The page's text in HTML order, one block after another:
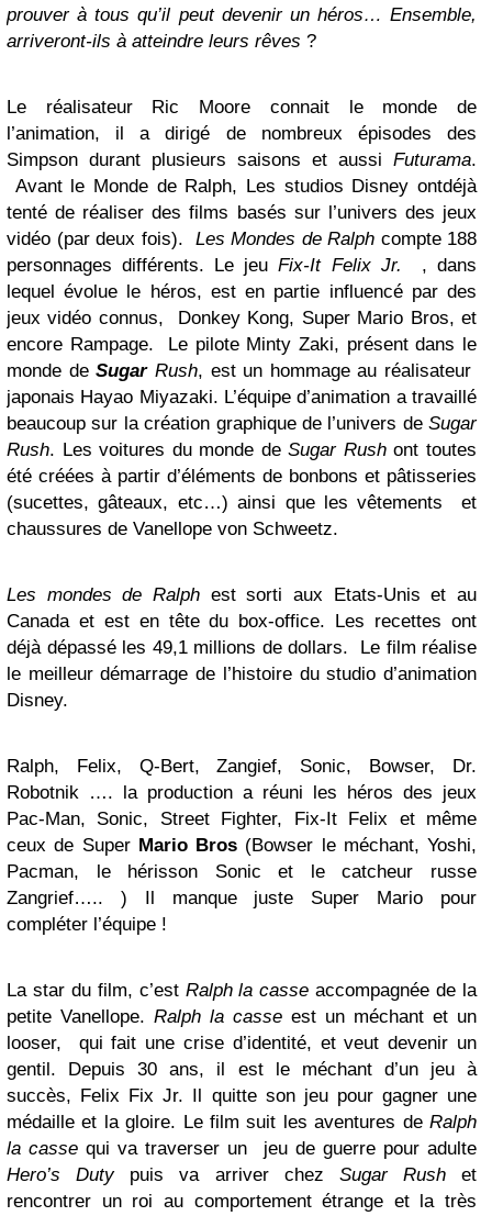
prouver à tous qu’il peut devenir un héros… Ensemble,
arriveront-ils à atteindre leurs rêves ?
Le réalisateur Ric Moore connait le monde de
l’animation, il a dirigé de nombreux épisodes des
Simpson durant plusieurs saisons et aussi Futurama.
Avant le Monde de Ralph, Les studios Disney ontdéjà
tenté de réaliser des films basés sur l’univers des jeux
vidéo (par deux fois). Les Mondes de Ralph compte 188
personnages différents. Le jeuFix-It Felix Jr. , dans
lequel évolue le héros, est en partie influencé par des
jeux vidéo connus, Donkey Kong, Super Mario Bros, et
encore Rampage. Le pilote Minty Zaki, présent dans le
monde de SugarRush, est un hommage au réalisateur
japonais Hayao Miyazaki. L’équipe d’animation a travaillé
beaucoup sur la création graphique de l’univers de Sugar
Rush. Les voitures du monde deSugar Rushont toutes
été créées à partir d’éléments de bonbons et pâtisseries
(sucettes, gâteaux, etc…) ainsi que les vêtements et
chaussures de Vanellope von Schweetz.
Les mondes de Ralph est sorti aux Etats-Unis et au
Canada et est en tête du box-office. Les recettes ont
déjà dépassé les 49,1 millions de dollars. Le film réalise
le meilleur démarrage de l’histoire du studio d’animation
Disney.
Ralph, Felix, Q-Bert, Zangief, Sonic, Bowser, Dr.
Robotnik …. la production a réuni les héros des jeux
Pac-Man, Sonic, Street Fighter, Fix-It Felix et même
ceux de Super Mario Bros (Bowser le méchant, Yoshi,
Pacman, le hérisson Sonic et le catcheur russe
Zangrief….. ) Il manque juste Super Mario pour
compléter l’équipe !
La star du film, c’estRalph la casse accompagnée de la
petite Vanellope. Ralph la casse est un méchant et un
looser, qui fait une crise d’identité, et veut devenir un
gentil. Depuis 30 ans, il est le méchant d’un jeu à
succès, Felix Fix Jr. Il quitte son jeu pour gagner une
médaille et la gloire. Le film suit les aventures de Ralph
la casse qui va traverser un jeu de guerre pour adulte
Hero’s Dutypuis va arriver chez Sugar Rushet
rencontrer un roi au comportement étrange et la très